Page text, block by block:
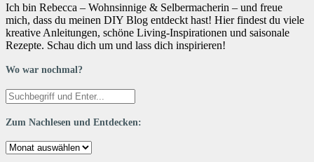
Ich bin Rebecca – Wohnsinnige & Selbermacherin – und freue
mich, dass du meinen DIY Blog entdeckt hast! Hier findest du viele
kreative Anleitungen, schöne Living-Inspirationen und saisonale
Rezepte. Schau dich um und lass dich inspirieren!
Wo war nochmal?
Zum Nachlesen und Entdecken:
Zum